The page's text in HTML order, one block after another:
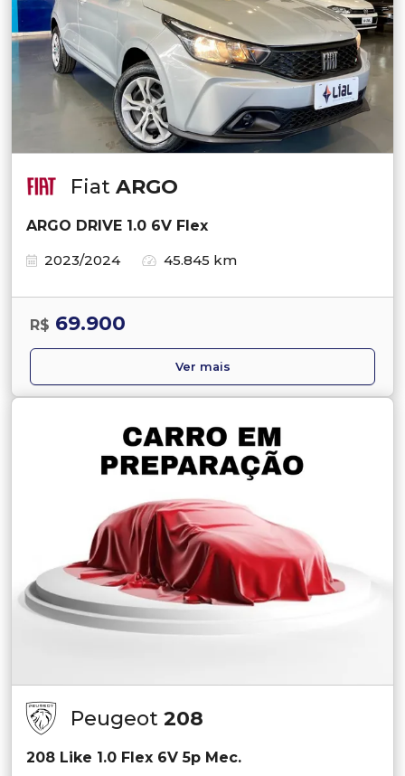
Fiat ARGO
ARGO DRIVE 1.0 6V Flex
2023/2024
45.845 km
R$ 69.900
Ver mais
Peugeot 208
208 Like 1.0 Flex 6V 5p Mec.